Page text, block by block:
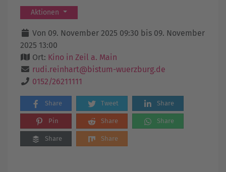
Aktionen
Von 09. November 2025 09:30 bis 09. November
2025 13:00
Ort: Kino in Zeil a. Main
rudi.reinhart@bistum-wuerzburg.de
0152/26211111
Share Tweet Share
Pin Share Share
Share Share